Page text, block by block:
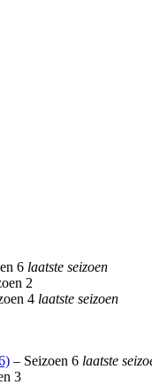
6 laatste seizoen
2
4 laatste seizoen
– Seizoen 6 laatste
3